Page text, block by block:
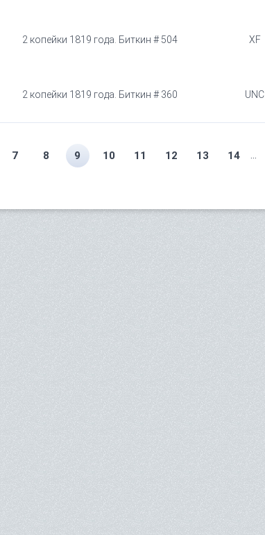
2 копейки 1819 года. Биткин # 504 XF
2 копейки 1819 года. Биткин # 360 UNC
7 8 9 10 11 12 13 14